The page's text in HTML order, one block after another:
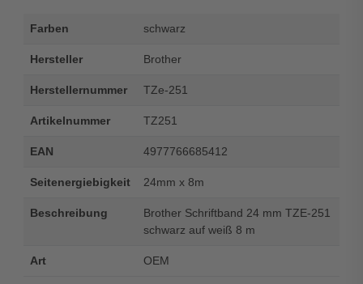
Farben schwarz
Hersteller Brother
Herstellernummer TZe-251
Artikelnummer TZ251
EAN 4977766685412
Seitenergiebigkeit 24mm x 8m
Beschreibung
Brother Schriftband 24 mm TZE-251
schwarz auf weiß 8 m
Art OEM